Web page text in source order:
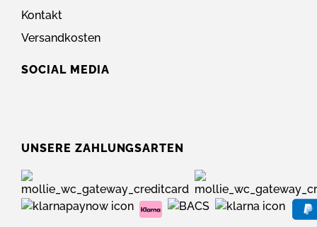
Kontakt
Versandkosten
SOCIAL MEDIA
UNSERE ZAHLUNGSARTEN